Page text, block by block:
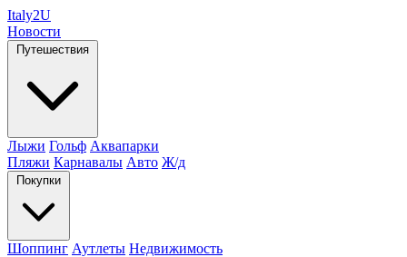
Italy2U
Новости
Путешествия
Лыжи Гольф Аквапарки
Пляжи Карнавалы Авто Ж/д
Покупки
Шоппинг Аутлеты Недвижимость